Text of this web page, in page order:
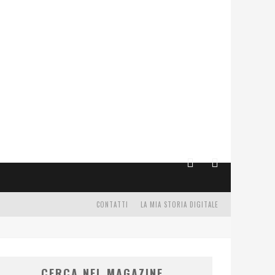
LA MIA STORIA DIGITALE
CONTATTI